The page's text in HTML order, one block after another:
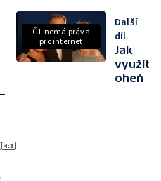
ČT nemá práva
pro internet
Další
díl
Jak
využít
oheň